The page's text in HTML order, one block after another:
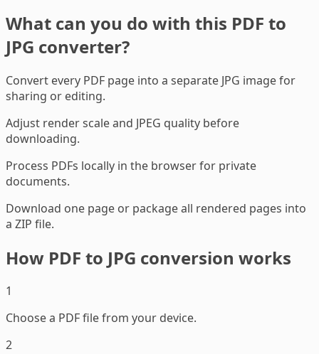
What can you do with this PDF to
JPG converter?
Convert every PDF page into a separate JPG image for
sharing or editing.
Adjust render scale and JPEG quality before
downloading.
Process PDFs locally in the browser for private
documents.
Download one page or package all rendered pages into
a ZIP file.
How PDF to JPG conversion works
1
Choose a PDF file from your device.
2